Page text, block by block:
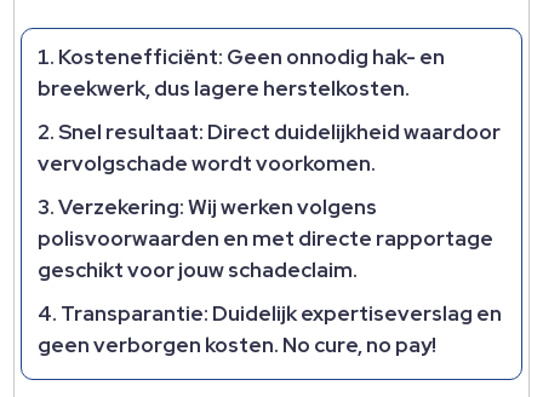
Kostenefficiënt: Geen onnodig hak- en
breekwerk, dus lagere herstelkosten.
Snel resultaat: Direct duidelijkheid waardoor
vervolgschade wordt voorkomen.
Verzekering: Wij werken volgens
polisvoorwaarden en met directe rapportage
geschikt voor jouw schadeclaim.
Transparantie: Duidelijk expertiseverslag en
geen verborgen kosten. No cure, no pay!